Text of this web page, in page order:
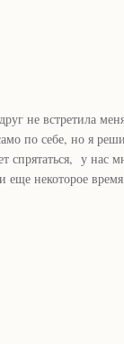
не встретила
по себе, но я
спрятаться, у
еще некоторое